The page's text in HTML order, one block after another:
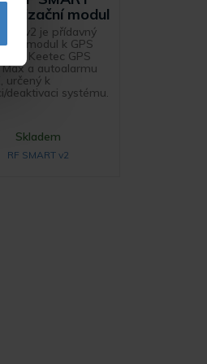
modul
v2 je přídavný
modul k GPS
Keetec GPS
a autoalarmu
určený k
deaktivaci systému.
Skladem
RF SMART v2